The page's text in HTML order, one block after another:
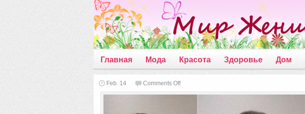
Главная Мода Красота Здоровье Дом
Feb. 14 Comments Offon